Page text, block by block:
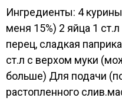
Ингредиенты: 4
меня 15%) 2 яйца 1
перец, сладкая
ст.л с верхом муки
больше) Для подачи
растопленного